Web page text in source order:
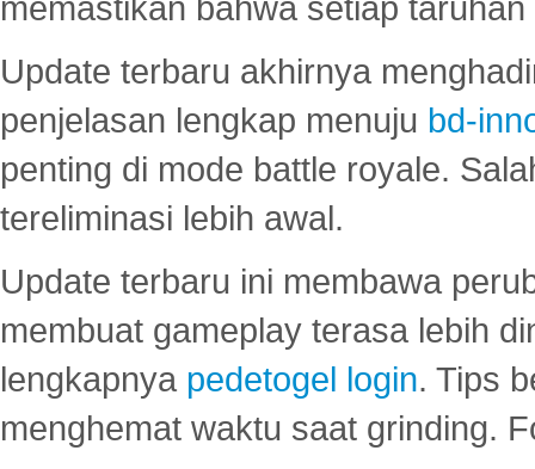
Update terbaru akhirnya
penjelasan lengkap menuju bd-
penting di mode battle royale.
tereliminasi lebih awal.
Update terbaru ini membawa
membuat gameplay terasa lebih
lengkapnya pedetogel login. Tips
menghemat waktu saat grinding.